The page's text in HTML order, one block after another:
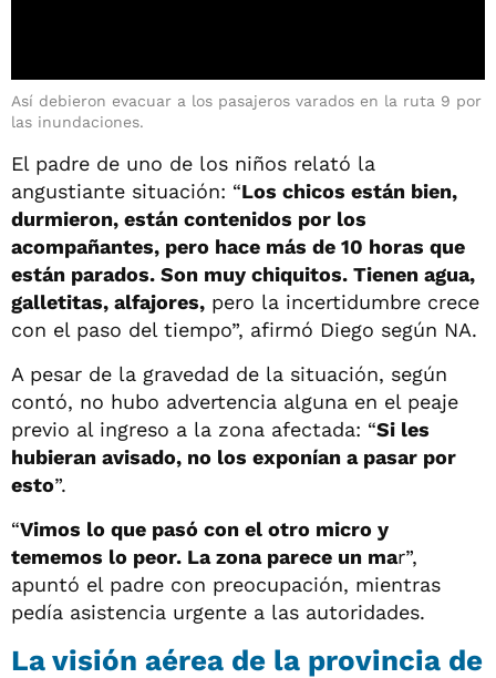
Así debieron evacuar a los pasajeros varados en la ruta 9 por
las inundaciones.
El padre de uno de los niños relató la
angustiante situación: “Los chicos están bien,
durmieron, están contenidos por los
acompañantes, pero hace más de 10 horas que
están parados. Son muy chiquitos. Tienen agua,
galletitas, alfajores, pero la incertidumbre crece
con el paso del tiempo”, afirmó Diego según NA.
A pesar de la gravedad de la situación, según
contó, no hubo advertencia alguna en el peaje
previo al ingreso a la zona afectada: “Si les
hubieran avisado, no los exponían a pasar por
esto”.
“Vimos lo que pasó con el otro micro y
tememos lo peor. La zona parece un mar”,
apuntó el padre con preocupación, mientras
pedía asistencia urgente a las autoridades.
La visión aérea de la provincia de